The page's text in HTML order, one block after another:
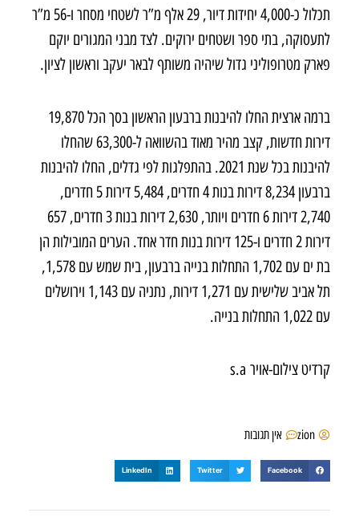
תכלול כ-4,000 יחידות דיור, 29 אלף מ”ר לשטחי מסחר ו-56 מ”ר
לתעסוקה, בתי ספר ושטחים ירוקים. לצד מבני המגורים יוקם
פארק מטרופוליני גדול שיהיה משותף לבאר יעקב וראשון לציון.
ברמה ארצית החלו להיבנות ברבעון הראשון בסך הכל 19,870
דירות חדשות, קצב מהיר מאוד בהשוואה ל-63,300 שהחלו
להיבנות בכל שנת 2021. בהתפלגות לפי גדלים, החלו להיבנות
ברבעון 8,234 דירות בנות 4 חדרים, 5,484 דירות 5 חדרים,
2,740 דירות 6 חדרים ויותר, 2,630 דירות בנות 3 חדרים, 657
דירות 2 חדרים ו-125 דירות בנות חדר אחד. הערים המובילות הן
בת ים עם 1,702 התחלות בנייה ברבעון, בית שמש עם 1,578,
תל אביב שלישית עם 1,271 דירות, נתניה עם 1,143 וירושלים
עם 1,022 התחלות בנייה.
קרדיט צילום-אויר s.a
zion אין תגובות
Facebook
Twitter
LinkedIn